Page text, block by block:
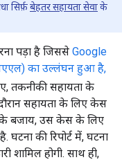
सिर्फ़बेहतर सहायता सेवाके
पड़ा है जिससे Google
का उल्लंघन हुआ है,
तकनीकी सहायता के
सहायता के लिए केस
के बजाय, उस केस के लिए
घटना की रिपोर्ट में, घटना
होगी. साथ ही,